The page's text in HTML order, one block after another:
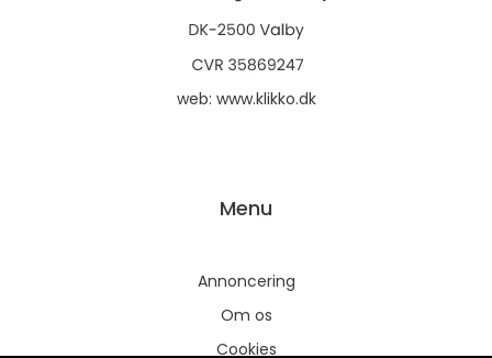
web: www.klikko.dk
Menu
Annoncering
Om os
Cookies